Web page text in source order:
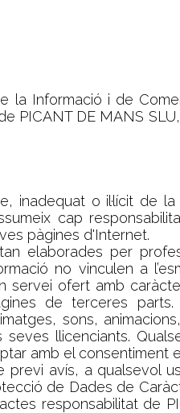
Informació i de
PICANT DE MANS
inadequat o il·lícit de
cap
pàgines d'Internet.
elaborades per
no vinculen a
ofert amb
de terceres
sons,
llicenciants.
amb el consentiment
avís, a qualsevol
de Dades de
responsabilitat de